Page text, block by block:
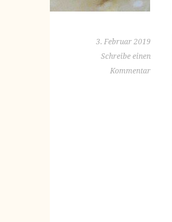
3. Februar 2019
Schreibe einen
Kommentar